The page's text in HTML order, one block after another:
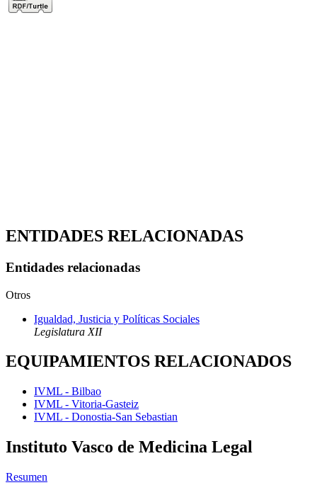
ENTIDADES RELACIONADAS
Entidades relacionadas
Otros
Igualdad, Justicia y Políticas Sociales
Legislatura XII
EQUIPAMIENTOS RELACIONADOS
IVML - Bilbao
IVML - Vitoria-Gasteiz
IVML - Donostia-San Sebastian
Instituto Vasco de Medicina Legal
Resumen